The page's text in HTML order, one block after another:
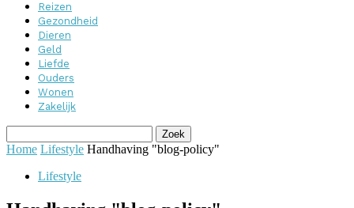
Reizen
Gezondheid
Dieren
Geld
Liefde
Ouders
Wonen
Zakelijk
Home Lifestyle Handhaving "blog-policy"
Lifestyle